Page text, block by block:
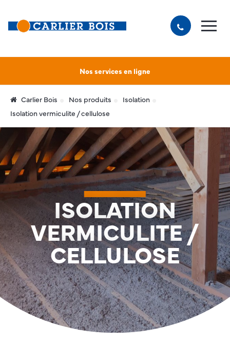
Nos services en ligne
Carlier Bois Nos produits
Isolation
Isolation vermiculite / cellulose
ISOLATION
VERMICULITE /
CELLULOSE